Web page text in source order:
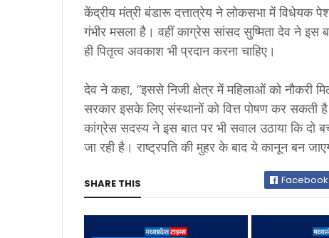
केंद्रीय मंत्री बंडारू दत्तात्रेय ने लोकसभा में विधेयक
गंभीर मसला है। वहीं काग्रेस सांसद सुष्मिता देव ने
ही पितृत्व अवकाश भी प्रदान करना चाहिए।
देव ने कहा, “इससे निजी क्षेत्र में महिलाओं को
सरकार इसके लिए संस्थानों को वित्त पोषण कर सकती
कांग्रेस सदस्य ने इस बात पर भी सवाल उठाया कि दो
जा रही है। राष्ट्रपति की मुहर के बाद ये कानून बन
SHARE THIS Facebook